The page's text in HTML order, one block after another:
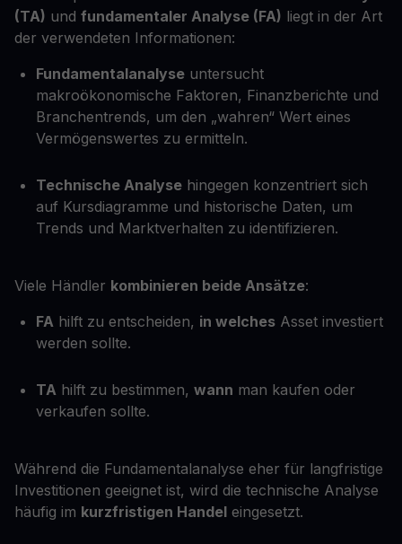
(TA) und fundamentaler Analyse (FA) liegt in der Art
der verwendeten Informationen:
Fundamentalanalyse untersucht
makroökonomische Faktoren, Finanzberichte und
Branchentrends, um den „wahren“ Wert eines
Vermögenswertes zu ermitteln.
Technische Analyse hingegen konzentriert sich
auf Kursdiagramme und historische Daten, um
Trends und Marktverhalten zu identifizieren.
Viele Händler kombinieren beide Ansätze:
FA hilft zu entscheiden, in welches Asset investiert
werden sollte.
TA hilft zu bestimmen, wann man kaufen oder
verkaufen sollte.
Während die Fundamentalanalyse eher für langfristige
Investitionen geeignet ist, wird die technische Analyse
häufig im kurzfristigen Handel eingesetzt.